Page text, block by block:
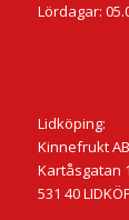
Lördagar:
Lidköping:
Kinnefrukt AB
Kartåsgatan
531 40